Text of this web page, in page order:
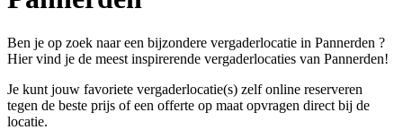
Ben je op zoek naar een bijzondere vergaderlocatie in Pannerden ?
Hier vind je de meest inspirerende vergaderlocaties van Pannerden!
Je kunt jouw favoriete vergaderlocatie(s) zelf online reserveren
tegen de beste prijs of een offerte op maat opvragen direct bij de
locatie.